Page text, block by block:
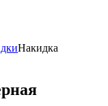
Накидка